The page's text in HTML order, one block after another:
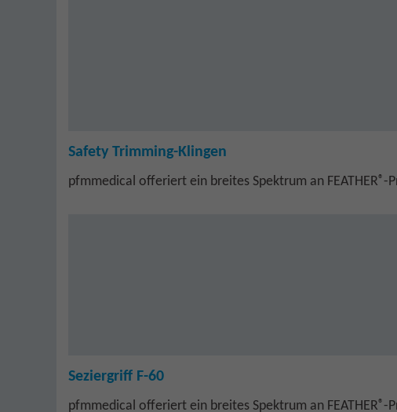
Safety Trimming-Klingen
pfmmedical offeriert ein breites Spektrum an FEATHER®-
Seziergriff F-60
pfmmedical offeriert ein breites Spektrum an FEATHER®-